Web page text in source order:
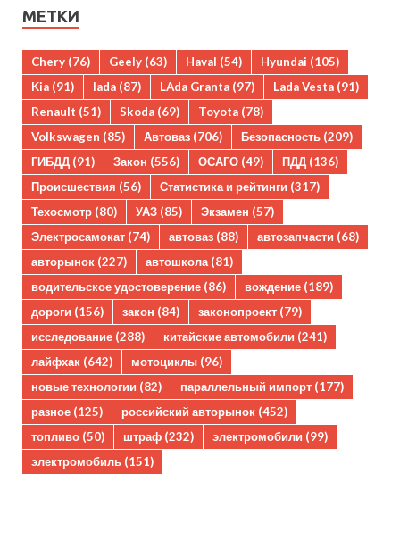
МЕТКИ
Chery (76) Geely (63) Haval (54) Hyundai (105)
Kia (91) lada (87) LAda Granta (97) Lada Vesta (91)
Renault (51) Skoda (69) Toyota (78)
Volkswagen (85) Автоваз (706) Безопасность (209)
ГИБДД (91) Закон (556) ОСАГО (49) ПДД (136)
Происшествия (56) Статистика и рейтинги (317)
Техосмотр (80) УАЗ (85) Экзамен (57)
Электросамокат (74) автоваз (88) автозапчасти (68)
авторынок (227) автошкола(81)
водительское удостоверение (86) вождение (189)
дороги (156) закон (84) законопроект (79)
исследование (288) китайские автомобили (241)
лайфхак (642) мотоциклы (96)
новые технологии (82) параллельный импорт (177)
разное (125) российский авторынок (452)
топливо (50) штраф (232) электромобили (99)
электромобиль (151)